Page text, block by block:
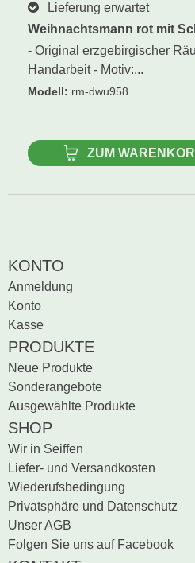
Lieferung erwartet
Weihnachtsmann rot mit
- Original erzgebirgischer
Handarbeit - Motiv:...
Modell: rm-dwu958
ZUM
KONTO
Anmeldung
Konto
Kasse
PRODUKTE
Neue Produkte
Sonderangebote
Ausgewählte Produkte
SHOP
Wir in Seiffen
Liefer- und Versandkosten
Wiederufsbedingung
Privatsphäre und Datenschutz
Unser AGB
Folgen Sie uns auf Facebook